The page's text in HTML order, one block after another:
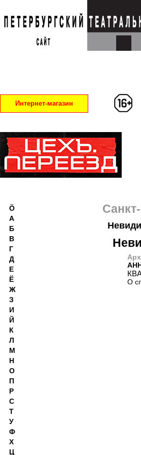
Интернет-магазин
О
Ö
А
Б
В
Г
Д
Е
Ё
Ж
З
И
Й
К
Л
М
Н
О
П
Р
С
Т
У
Ф
Х
Ц